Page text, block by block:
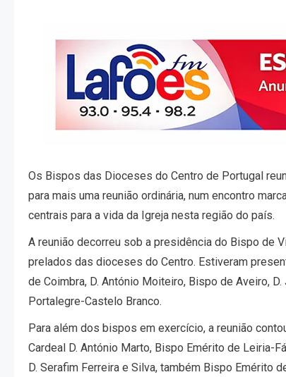
Os Bispos das Dioceses do Centro de Portugal
para mais uma reunião ordinária, num encontro
centrais para a vida da Igreja nesta região do país.
A reunião decorreu sob a presidência do Bispo de
prelados das dioceses do Centro. Estiveram
de Coimbra, D. António Moiteiro, Bispo de Aveiro,
Portalegre-Castelo Branco.
Para além dos bispos em exercício, a reunião
Cardeal D. António Marto, Bispo Emérito de Leiria-
D. Serafim Ferreira e Silva, também Bispo